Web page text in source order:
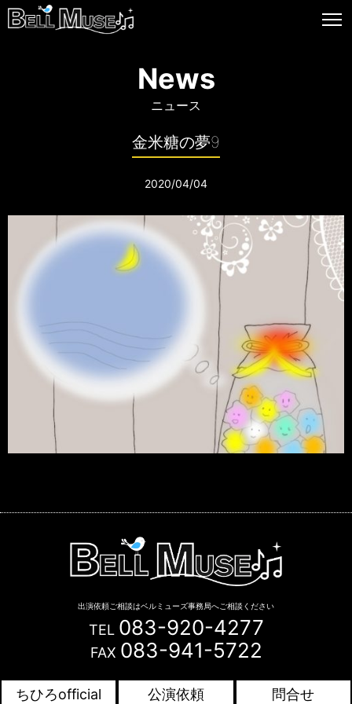
News
ニュース
金米糖の夢9
2020/04/04
出演依頼ご相談はベルミューズ事務局へご相談ください
TEL 083-920-4277
FAX 083-941-5722
Copyright © BELL MUSE. All Rights Reserved.
ちひろofficial 公演依頼 問合せ